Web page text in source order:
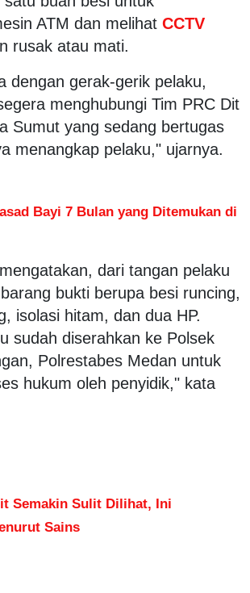
ATM dan melihat CCTV
rusak atau mati.
dengan gerak-gerik pelaku,
menghubungi Tim PRC Dit
Sumut yang sedang bertugas
menangkap pelaku," ujarnya.
Bayi 7 Bulan yang Ditemukan di
dari tangan pelaku
bukti berupa besi runcing,
isolasi hitam, dan dua HP.
sudah diserahkan ke Polsek
Polrestabes Medan untuk
hukum oleh penyidik," kata
Semakin Sulit Dilihat, Ini
Sains